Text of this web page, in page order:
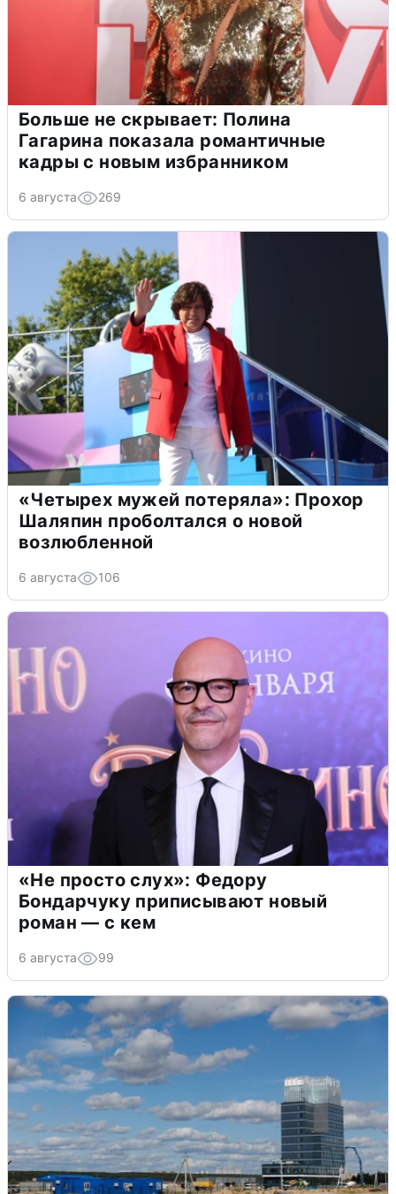
Больше не скрывает: Полина
Гагарина показала романтичные
кадры с новым избранником
6 августа 269
«Четырех мужей потеряла»: Прохор
Шаляпин проболтался о новой
возлюбленной
6 августа 106
«Не просто слух»: Федору
Бондарчуку приписывают новый
роман — с кем
6 августа 99